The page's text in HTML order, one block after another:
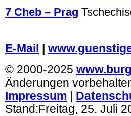
7 Cheb – Prag
E-Mail
© 2000-2025
Änderungen
Impressum
Stand:Freitag, 25. Juli